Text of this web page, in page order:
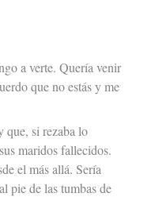
a verte. Quería venir
que no estás y me
que, si rezaba lo
maridos fallecidos.
el más allá. Sería
pie de las tumbas de